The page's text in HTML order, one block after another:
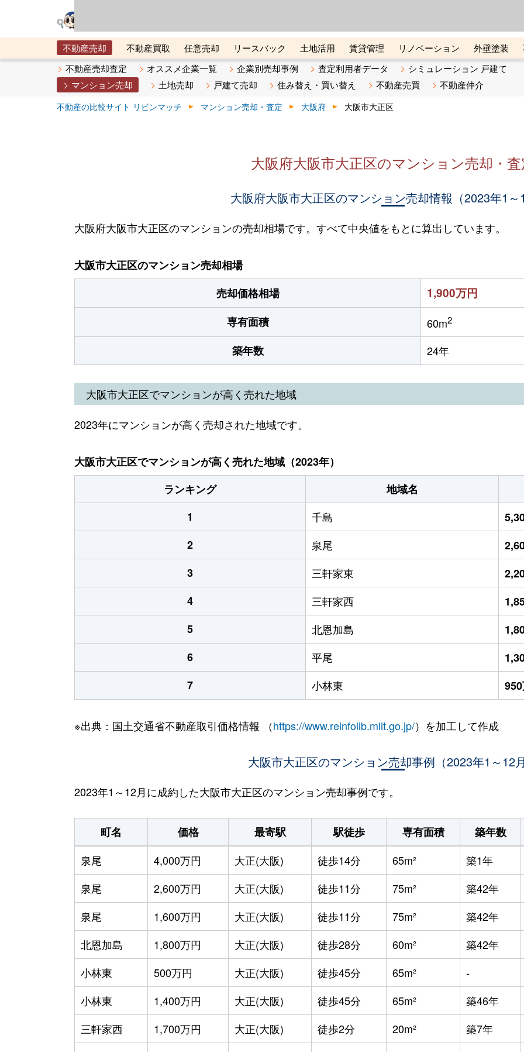
不動産売却 不動産買取 任意売却 リースバック 土地活用 賃貸管理 リノベーション 外壁塗装
メタ住宅展示場
ベスト不動産カンパニー オンライン講座 リビンマガジンBiz 不動産売却ご相談デスク
不動産売却査定 オススメ企業一覧 企業別売却事例 査定利用者データ
シミュレーション 戸建て
マンション売却
土地売却 戸建て売却 住み替え・買い替え 不動産売買 不動産仲介
不動産の比較サイト リビンマッチ マンション売却・査定 大阪府 大阪市大正区
大阪府大阪市大正区のマンション売却・査
大阪府大阪市大正区のマンション売却情報（2023年1～
大阪府大阪市大正区のマンションの売却相場です。すべて中央値をもとに算出しています。
大阪市大正区のマンション売却相場
売却価格相場
1,900万円
専有面積 60m2
築年数 24年
大阪市大正区でマンションが高く売れた地域
2023年にマンションが高く売却された地域です。
大阪市大正区でマンションが高く売れた地域（2023年）
ランキング
地域名
1
千島
2
泉尾
3
三軒家東
4
三軒家西
5
北恩加島
6
平尾
7
小林東
※出典：国土交通省不動産取引価格情報 （https://www.reinfolib.mlit.go.jp/）を加工して作成
大阪市大正区のマンション売却事例（2023年1～12月
2023年1～12月に成約した大阪市大正区のマンション売却事例です。
町名 価格 最寄駅 駅徒歩 専有面積 築年数
泉尾
4,000万円 大正(大阪) 徒歩14分 65m² 築1年
泉尾
2,600万円 大正(大阪) 徒歩11分 75m² 築42年
泉尾
1,600万円 大正(大阪) 徒歩11分 75m² 築42年
北恩加島
1,800万円 大正(大阪) 徒歩28分 60m² 築42年
小林東
500万円 大正(大阪) 徒歩45分 65m² -
小林東
1,400万円 大正(大阪) 徒歩45分 65m² 築46年
三軒家西
1,700万円 大正(大阪) 徒歩2分 20m² 築7年